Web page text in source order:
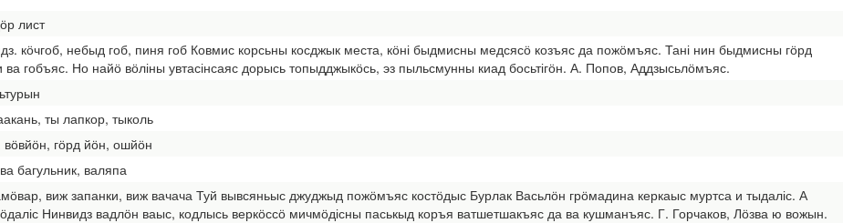
лист
кӧчгоб, небыд гоб, пиня гоб Ковмис корсьны косджык места, кӧні быдмисны медсясӧ козъяс да пожӧмъяс. Тані нин быдмисны гӧрд
гобъяс. Но найӧ вӧліны увтасінсаяс дорысь топыдджыкӧсь, эз пыльсмунны киад босьтігӧн. А. Попов, Аддзысьлӧмъяс.
ты лапкор, тыколь
вӧвйӧн, гӧрд йӧн, ошйӧн
багульник, валяпа
виж запанки, виж вачача Туй вывсяньыс джуджыд пожӧмъяс костӧдыс Бурлак Васьлӧн грӧмадина керкаыс муртса и тыдаліс. А
Нинвидз вадлӧн ваыс, кодлысь веркӧссӧ мичмӧдісны паськыд коръя ватшетшакъяс да ва кушманъяс. Г. Горчаков, Лӧзва ю вожын.